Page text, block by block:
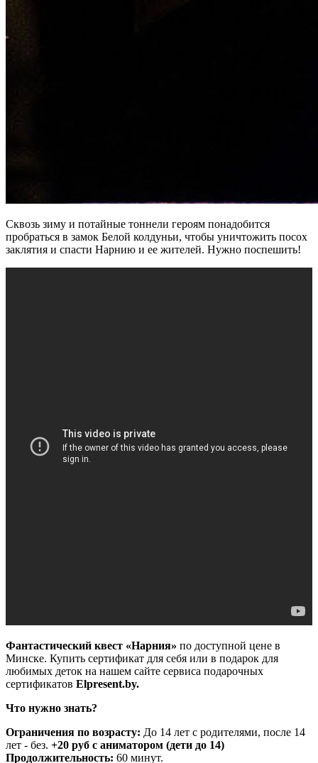
Сквозь зиму и потайные тоннели героям понадобится
пробраться в замок Белой колдуньи, чтобы уничтожить посох
заклятия и спасти Нарнию и ее жителей. Нужно поспешить!
Фантастический квест «Нарния» по доступной цене в
Минске. Купить сертификат для себя или в подарок для
любимых деток на нашем сайте сервиса подарочных
сертификатов Elpresent.by.
Что нужно знать?
Ограничения по возрасту: До 14 лет с родителями, после 14
лет - без. +20 руб с аниматором (дети до 14)
Продолжительность: 60 минут.